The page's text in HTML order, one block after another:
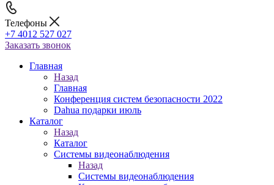
Телефоны
+7 4012 527 027
Заказать звонок
Главная
Назад
Главная
Конференция систем безопасности 2022
Dahua подарки июль
Каталог
Назад
Каталог
Системы видеонаблюдения
Назад
Системы видеонаблюдения